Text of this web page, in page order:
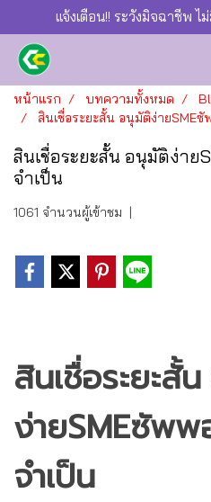
แจ้งเตือน!! ระวังมิจฉาชีพ
หน้าแรก บทความทั้งหมด
สินเชื่อระยะสั้น อนุมัติง่ายSME
สินเชื่อระยะสั้น อนุมัติง่า
จำเป็น
1061 จำนวนผู้เข้าชม |
สินเชื่อระยะสั้
ง่ายSMEซัพ
จำเป็น